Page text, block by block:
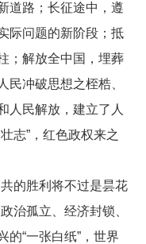
道路；长征途中，遵
际问题的新阶段；抵
；解放全中国，埋葬
冲破思想之桎梏、
人民解放，建立了人
志”，红色政权来之
的胜利将不过是昙花
治孤立、经济封锁、
的“一张白纸”，世界